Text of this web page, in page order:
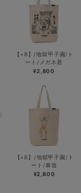
【+B】/地獄甲子園/ト
ート/メガネ君
¥2,800
【+B】/地獄甲子園/ト
ート/泰造
¥2,800